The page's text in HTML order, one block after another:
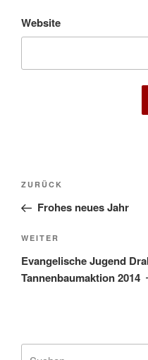
Website
Beitragsnavigation
Vorheriger
Beitrag
ZURÜCK
Frohes neues Jahr
Nächster
Beitrag
WEITER
Evangelische Jugend
Tannenbaumaktion 2014